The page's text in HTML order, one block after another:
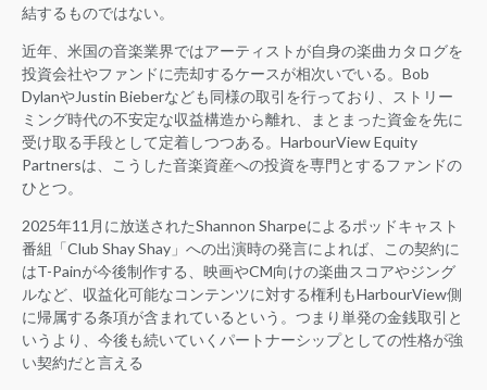
結するものではない。
近年、米国の音楽業界ではアーティストが自身の楽曲カタログを
投資会社やファンドに売却するケースが相次いでいる。Bob
DylanやJustin Bieberなども同様の取引を行っており、ストリー
ミング時代の不安定な収益構造から離れ、まとまった資金を先に
受け取る手段として定着しつつある。HarbourView Equity
Partnersは、こうした音楽資産への投資を専門とするファンドの
ひとつ。
2025年11月に放送されたShannon Sharpeによるポッドキャスト
番組「Club Shay Shay」への出演時の発言によれば、この契約に
はT-Painが今後制作する、映画やCM向けの楽曲スコアやジング
ルなど、収益化可能なコンテンツに対する権利もHarbourView側
に帰属する条項が含まれているという。つまり単発の金銭取引と
いうより、今後も続いていくパートナーシップとしての性格が強
い契約だと言える